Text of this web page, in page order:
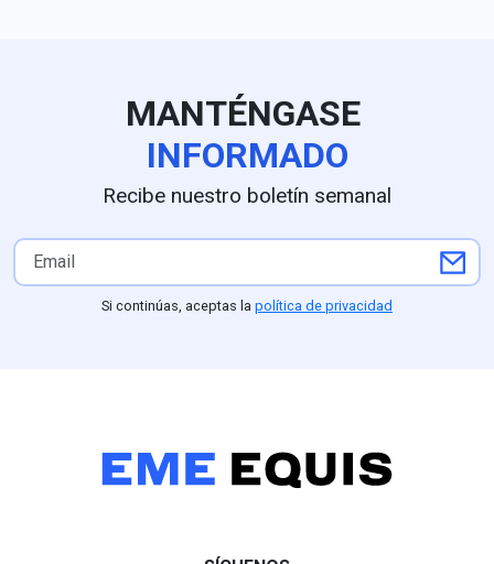
principal obstáculo.MANTÉNGASE
INFORMADO
Recibe nuestro boletín semanal
Si continúas, aceptas la política de privacidad